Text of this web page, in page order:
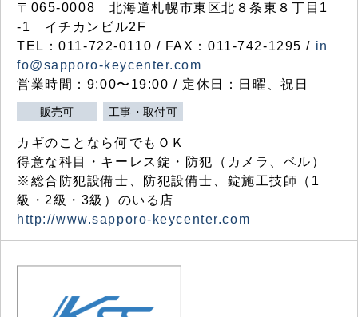
〒065-0008 北海道札幌市東区北８条東８丁目1
-1 イチカンビル2F
TEL：011-722-0110 / FAX：011-742-1295 / in
fo@sapporo-keycenter.com
営業時間：9:00〜19:00 / 定休日：日曜、祝日
販売可 工事・取付可
カギのことなら何でもＯＫ
得意な科目・キーレス錠・防犯（カメラ、ベル）
※総合防犯設備士、防犯設備士、錠施工技師（1
級・2級・3級）のいる店
http://www.sapporo-keycenter.com